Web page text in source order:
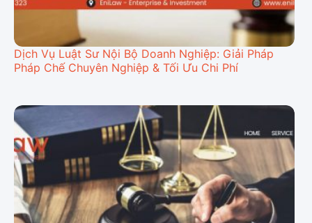
Dịch Vụ Luật Sư Nội Bộ Doanh Nghiệp: Giải Pháp
Pháp Chế Chuyên Nghiệp & Tối Ưu Chi Phí